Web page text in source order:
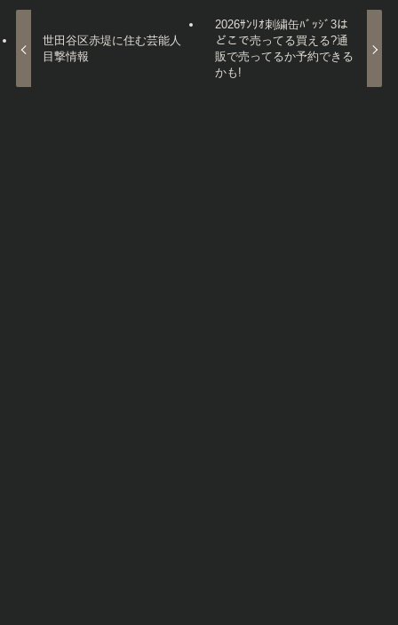
世田谷区赤堤に住む芸能人
目撃情報
2026ｻﾝﾘｵ刺繍缶ﾊﾞｯｼﾞ3は
どこで売ってる買える?通
販で売ってるか予約できる
かも!